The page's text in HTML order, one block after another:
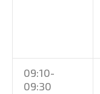
09:10-
09:30